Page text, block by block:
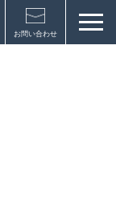
お問い合わせ